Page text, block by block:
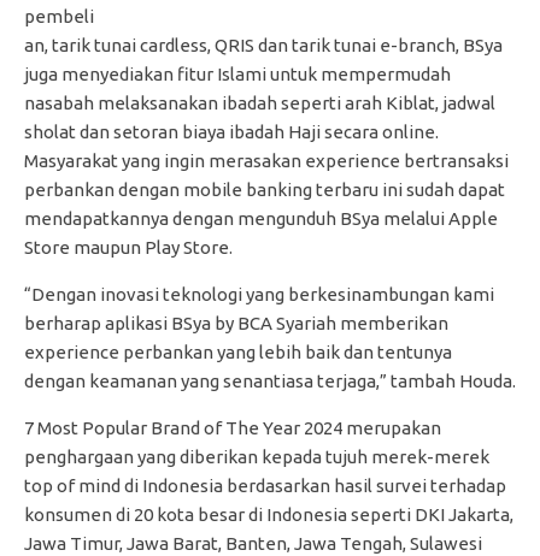
pembeli
an, tarik tunai cardless, QRIS dan tarik tunai e-branch, BSya
juga menyediakan fitur Islami untuk mempermudah
nasabah melaksanakan ibadah seperti arah Kiblat, jadwal
sholat dan setoran biaya ibadah Haji secara online.
Masyarakat yang ingin merasakan experience bertransaksi
perbankan dengan mobile banking terbaru ini sudah dapat
mendapatkannya dengan mengunduh BSya melalui Apple
Store maupun Play Store.
“Dengan inovasi teknologi yang berkesinambungan kami
berharap aplikasi BSya by BCA Syariah memberikan
experience perbankan yang lebih baik dan tentunya
dengan keamanan yang senantiasa terjaga,” tambah Houda.
7 Most Popular Brand of The Year 2024 merupakan
penghargaan yang diberikan kepada tujuh merek-merek
top of mind di Indonesia berdasarkan hasil survei terhadap
konsumen di 20 kota besar di Indonesia seperti DKI Jakarta,
Jawa Timur, Jawa Barat, Banten, Jawa Tengah, Sulawesi